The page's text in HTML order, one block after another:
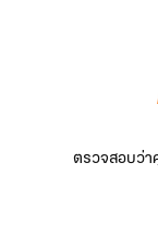
ตรวจสอบว่า